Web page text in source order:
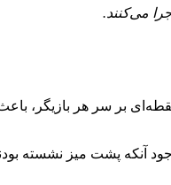
می‌کنند.
بر سر هر بازیگر،
آنکه پشت میز نشسته